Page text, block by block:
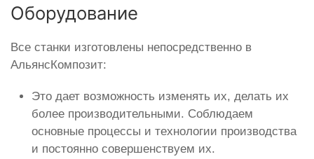
Оборудование
Все станки изготовлены непосредственно в
АльянсКомпозит:
Это дает возможность изменять их, делать их
более производительными. Соблюдаем
основные процессы и технологии производства
и постоянно совершенствуем их.